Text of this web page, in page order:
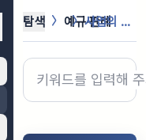
탐색 예규·판례 사업의 동질성이 유지되면서 경영주체만...